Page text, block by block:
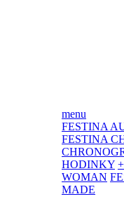
menu
FESTINA
FESTINA
HODINKY
WOMAN
MADE